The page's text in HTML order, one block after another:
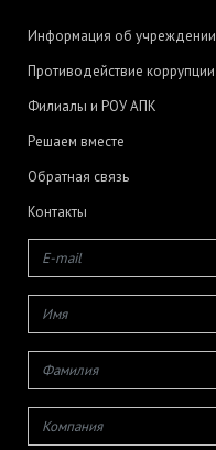
Информация об учреждении
Противодействие коррупции
Филиалы и РОУ АПК
Решаем вместе
Обратная связь
Контакты